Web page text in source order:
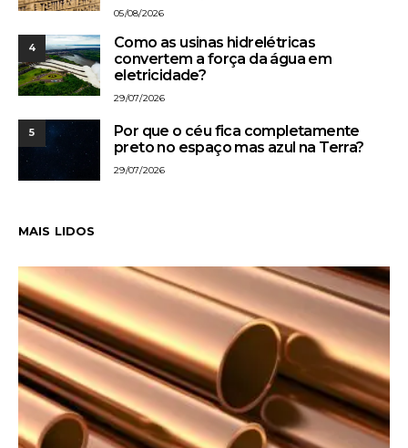
05/08/2026
4
Como as usinas hidrelétricas
convertem a força da água em
eletricidade?
29/07/2026
5
Por que o céu fica completamente
preto no espaço mas azul na Terra?
29/07/2026
MAIS LIDOS